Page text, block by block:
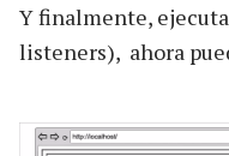
Y finalmente,
listeners), ahora